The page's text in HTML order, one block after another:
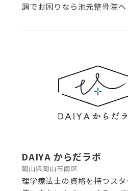
調でお困りなら池元整骨院へ
DAIYA からだラボ
岡山県岡山市南区
理学療法士の資格を持つス